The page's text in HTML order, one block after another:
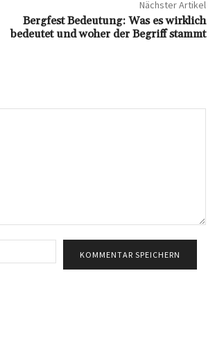
Nächster Artikel
Bergfest Bedeutung: Was es wirklich
bedeutet und woher der Begriff stammt
Mail:*